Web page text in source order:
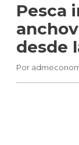
Pesca
desde
Por